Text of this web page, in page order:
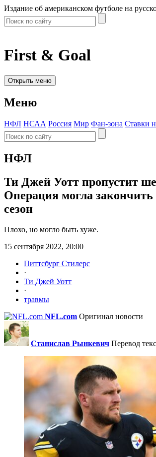
Издание об американском футболе на
First & Goal
Открыть меню
Меню
НФЛ НСАА Россия Мир Фан-зона Ставки
НФЛ
Ти Джей Уотт пропустит
Операция могла закончить
сезон
Плохо, но могло быть хуже.
15 сентября 2022, 20:00
Питтсбург Стилерс
·
Ти Джей Уотт
·
травмы
NFL.com Оригинал новости
Станислав Рынкевич Перевод